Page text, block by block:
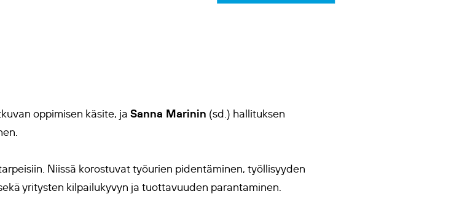
oppimisen käsite, ja Sanna Marinin (sd.) hallituksen
Niissä korostuvat työurien pidentäminen, työllisyyden
yritysten kilpailukyvyn ja tuottavuuden parantaminen.